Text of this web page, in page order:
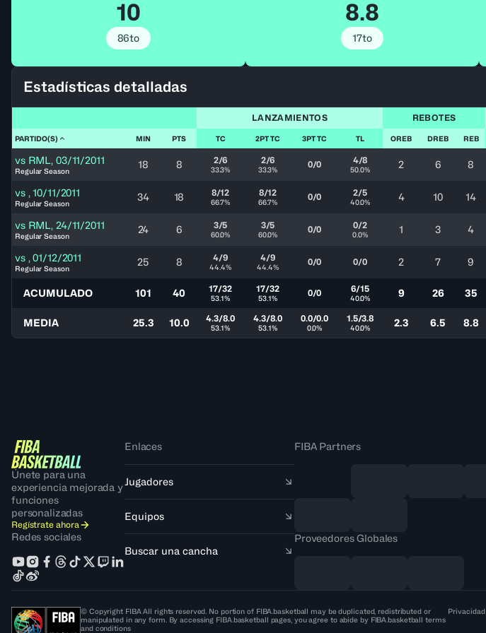
10
86to
8.8
17to
Estadísticas detalladas
LANZAMIENTOS REBOTES
PARTIDO(S) MIN PTS TC 2PT TC 3PT TC TL OREB DREB REB
vs RML, 03/11/2011
Regular Season
18 8 2/6
33.3%
2/6
33.3% 0/0 4/8
50.0% 2 6 8
vs ,10/11/2011
Regular Season
34 18 8/12
66.7%
8/12
66.7% 0/0 2/5
40.0% 4 10 14
vs RML, 24/11/2011
Regular Season
24 6 3/5
60.0%
3/5
60.0% 0/0 0/2
0.0% 1 3 4
vs ,01/12/2011
Regular Season
25 8 4/9
44.4%
4/9
44.4% 0/0 0/0 2 7 9
ACUMULADO 101 40 17/32
53.1%
17/32
53.1% 0/0 6/15
40.0% 9 26 35
MEDIA 25.3 10.0 4.3/8.0
53.1%
4.3/8.0
53.1%
0.0/0.0
0.0%
1.5/3.8
40.0% 2.3 6.5 8.8
Únete para una
experiencia mejorada y
funciones
personalizadas
Regístrate ahora
Redes sociales
Enlaces
Jugadores
Equipos
Buscar una cancha
FIBA Partners
Proveedores Globales
© Copyright FIBA All rights reserved. No portion of FIBA.basketball may be duplicated, redistributed or
manipulated in any form. By accessing FIBA.basketball pages, you agree to abide by FIBA.basketball terms
and conditions
Privacidad